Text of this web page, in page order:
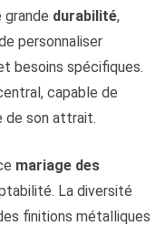
grande durabilité,
personnaliser
besoins spécifiques.
capable de
de son attrait.
mariage des
La diversité
finitions métalliques